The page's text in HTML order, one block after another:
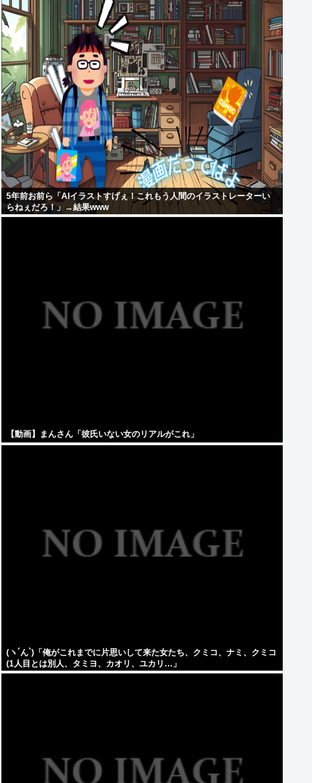
5年前お前ら「AIイラストすげぇ！これもう人間のイラストレーターい
らねぇだろ！」→結果www
【動画】まんさん「彼氏いない女のリアルがこれ」
(ヽ´ん`)「俺がこれまでに片思いして来た女たち、クミコ、ナミ、クミコ
(1人目とは別人、タミヨ、カオリ、ユカリ…」